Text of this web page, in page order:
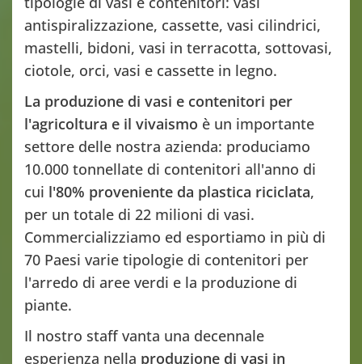
antispiralizzazione, cassette, vasi cilindrici,
mastelli, bidoni, vasi in terracotta, sottovasi,
ciotole, orci, vasi e cassette in legno.
La produzione di vasi e contenitori per
l'agricoltura e il vivaismo è un importante
settore delle nostra azienda: produciamo
10.000 tonnellate di contenitori all'anno di
cui l'80% proveniente da plastica riciclata,
per un totale di 22 milioni di vasi.
Commercializziamo ed esportiamo in più di
70 Paesi varie tipologie di contenitori per
l'arredo di aree verdi e la produzione di
piante.
Il nostro staff vanta una decennale
esperienza nella produzione di vasi in